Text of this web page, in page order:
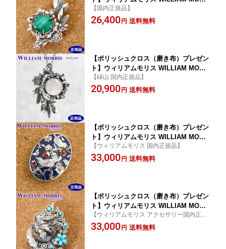
IS グリーンマリーゴールド ブローチ ペ
ンダント シルバー925 ウィリアム モリ
【国内正規品】
26,400 円 送料無料
【ポリッシュクロス（磨き布）プレゼン
ト】ウィリアムモリス WILLIAM MORR
IS ブローチ ペンダント シルバー925
【マリーゴールド】碌山 ウィリアム モ
【碌山 国内正規品】
20,900 円 送料無料
【ポリッシュクロス（磨き布）プレゼン
ト】ウィリアムモリス WILLIAM MORR
IS いちご泥棒 エナメル ブローチ/ペン
ダント シルバー925 ガーネット 碌山 ウ
【ウィリアムモリス 国内正規品】
33,000 円 送料無料
【ポリッシュクロス（磨き布）プレゼン
ト】ウィリアムモリス WILLIAM MORR
IS るりはこべ トルコ石 ターコイズ ブ
ローチ ペンダント シルバー925 ウィリ
【ウィリアムモリス アクセサリー国内正規
品】
33,000 円 送料無料